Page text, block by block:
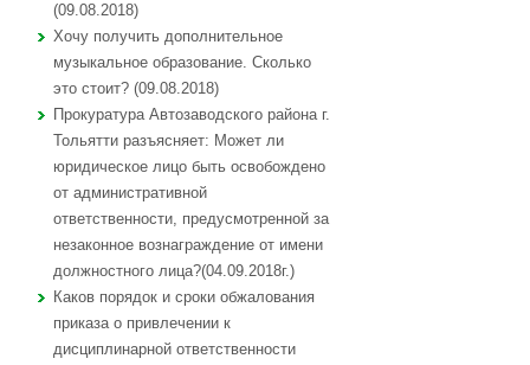
(09.08.2018)
Хочу получить дополнительное
музыкальное образование. Сколько
это стоит? (09.08.2018)
Прокуратура Автозаводского района г.
Тольятти разъясняет: Может ли
юридическое лицо быть освобождено
от административной
ответственности, предусмотренной за
незаконное вознаграждение от имени
должностного лица?(04.09.2018г.)
Каков порядок и сроки обжалования
приказа о привлечении к
дисциплинарной ответственности